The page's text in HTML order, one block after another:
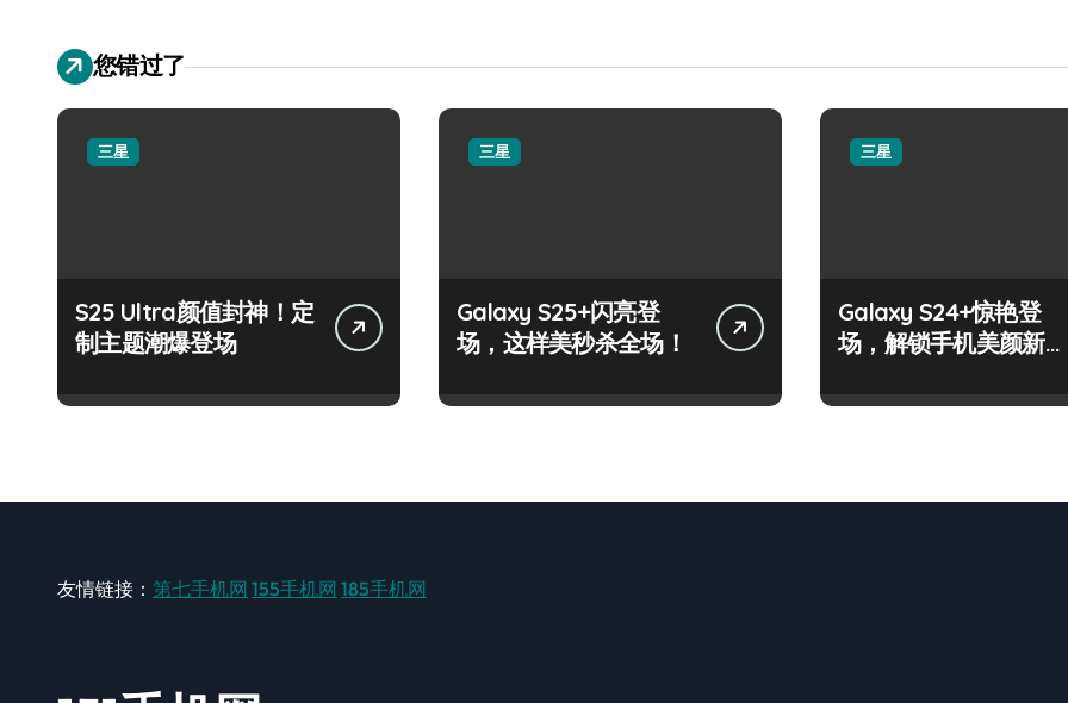
您错过了
三星
S25 Ultra颜值封神！定
制主题潮爆登场
三星
Galaxy S25+闪亮登
场，这样美秒杀全场！
三星
Galaxy S24+惊艳登
场，解锁手机美颜新境
友情链接： 第七手机网 155手机网 185手机网